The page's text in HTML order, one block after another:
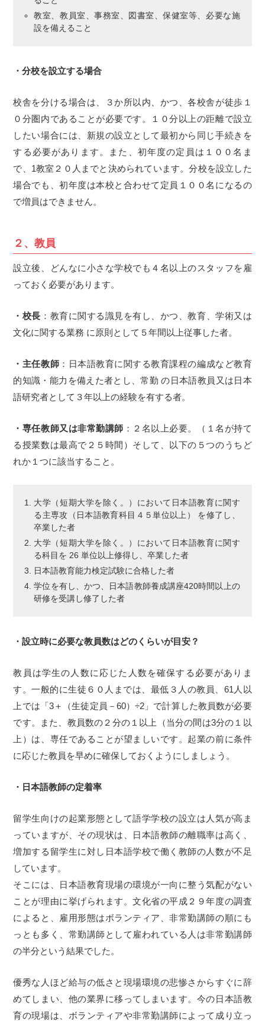
教室、教員室、事務室、図書室、保健室等、必要な施
設を備えること
・分校を設立する場合
校舎を分ける場合は、３か所以内、かつ、各校舎が徒歩１
０分圏内であることが必要です。１０分以上の距離で設立
したい場合には、新規の設立として最初から同じ手続きを
する必要があります。また、初年度の定員は１００名ま
で、1教室２０人までと決められています。分校を設立した
場合でも、初年度は本校と合わせて定員１００名になるの
で増員はできません。
２、教員
設立後、どんなに小さな学校でも４名以上のスタッフを雇
っておく必要があります。
・校長 ：教育に関する識見を有し、かつ、教育、学術又は
文化に関する業務 に原則として５年間以上従事した者。
・主任教師 ：日本語教育に関する教育課程の編成など教育
的知識・能力を備えた者とし、常勤 の日本語教員又は日本
語研究者として３年以上の経験を有する者。
・専任教師又は非常勤講師 ：２名以上必要。（１名が持て
る授業数は最高で２５時間）そして、以下の５つのうちど
れか１つに該当すること。
大学（短期大学を除く。）において日本語教育に関す
る主専攻（日本語教育科目４５単位以上） を修了し、
卒業した者
大学（短期大学を除く。）において日本語教育に関す
る科目を 26 単位以上修得し、卒業した者
日本語教育能力検定試験に合格した者
学位を有し、かつ、日本語教師養成講座420時間以上の
研修を受講し修了した者
・設立時に必要な教員数はどのくらいが目安？
教員は学生の人数に応じた人数を確保する必要がありま
す。一般的に生徒６０人までは、最低３人の教員、61人以
上では「3＋（生徒定員－60）÷2」で計算した教員数が必要
です。また、教員数の２分の１以上（当分の間は3分の１以
上）は、専任であることが望ましいです。起業の前に条件
に応じた教員を早めに確保しておくようにしましょう。
・日本語教師の定着率
留学生向けの起業形態として語学学校の設立は人気が高ま
っていますが、その現状は、日本語教師の離職率は高く、
増加する留学生に対し日本語学校で働く教師の人数が不足
しています。
そこには、日本語教育現場の環境が一向に整う気配がない
ことが理由に挙げられます。文化省の平成２９年度の調査
によると、雇用形態はボランティア、非常勤講師の順にも
っとも多く、常勤講師として雇われている人は非常勤講師
の半分という結果でした。
優秀な人ほど給与の低さと現場環境の悲惨さからすぐに辞
めてしまい、他の業界に移ってしまいます。今の日本語教
育の現場は、ボランティアや非常勤講師によって成り立っ